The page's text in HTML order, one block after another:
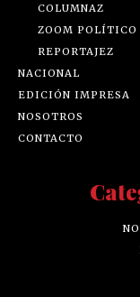
COLUMNAZ
ZOOM POLÍTICO
REPORTAJEZ
NACIONAL
EDICIÓN IMPRESA
NOSOTROS
CONTACTO